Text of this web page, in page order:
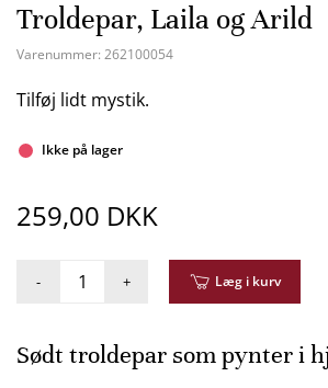
Troldepar, Laila og Arild
Varenummer: 262100054
Tilføj lidt mystik.
Ikke på lager
259,00 DKK
- + Læg i kurv
Sødt troldepar som pynter i